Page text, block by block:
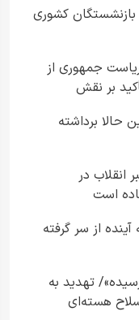
تومانی بازنشستگان کشوری
جمهوری از
بر نقش
آگاهی عمومی
حالا برداشته
در
است​
آینده از سر گرفته
تهدید به
هسته‌ای